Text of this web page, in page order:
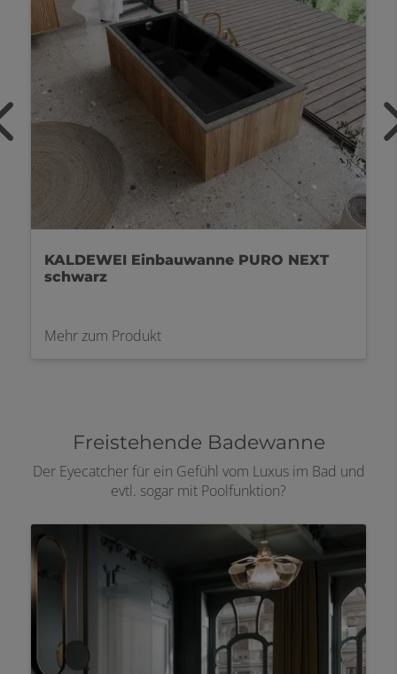
KALDEWEI Einbauwanne Cayano Duo
weiß
Mehr zum Produkt
Freistehende Badewanne
Der Eyecatcher für ein Gefühl vom Luxus im Bad und
evtl. sogar mit Poolfunktion?